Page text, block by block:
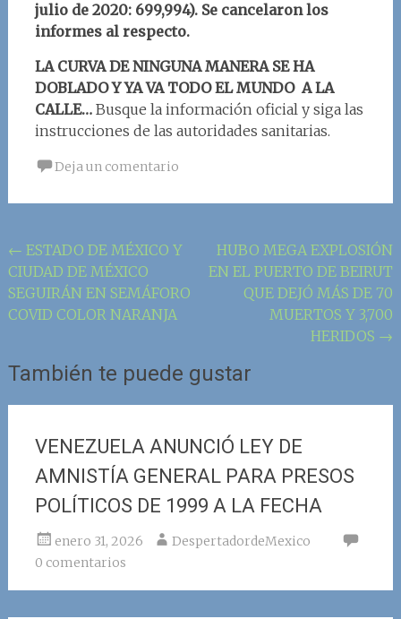
julio de 2020: 699,994). Se cancelaron los
informes al respecto.
LA CURVA DE NINGUNA MANERA SE HA
DOBLADO Y YA VA TODO EL MUNDO A LA
CALLE…Busque la información oficial y siga las
instrucciones de las autoridades sanitarias.
Deja un comentario
Navegación
de
la
← ESTADO DE MÉXICO Y
CIUDAD DE MÉXICO
SEGUIRÁN EN SEMÁFORO
COVID COLOR NARANJA
HUBO MEGA EXPLOSIÓN
EN EL PUERTO DE BEIRUT
QUE DEJÓ MÁS DE 70
MUERTOS Y 3,700
HERIDOS →
También te puede gustar
VENEZUELA ANUNCIÓ LEY DE
AMNISTÍA GENERAL PARA PRESOS
POLÍTICOS DE 1999 A LA FECHA
enero 31, 2026
DespertadordeMexico
0 comentarios